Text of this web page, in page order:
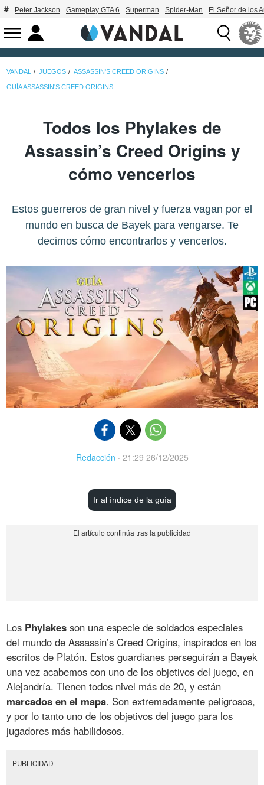
Peter Jackson Gameplay GTA 6 Superman Spider-Man El Señor de los
VANDAL JUEGOS ASSASSIN'S CREED ORIGINS
GUÍA ASSASSIN'S CREED ORIGINS
Todos los Phylakes de
Assassin’s Creed Origins y
cómo vencerlos
Estos guerreros de gran nivel y fuerza vagan por el
mundo en busca de Bayek para vengarse. Te
decimos cómo encontrarlos y vencerlos.
Redacción · 21:29 26/12/2025
Ir al índice de la guía
Los Phylakes son una especie de soldados especiales
del mundo de Assassin’s Creed Origins, inspirados en los
escritos de Platón. Estos guardianes perseguirán a Bayek
una vez acabemos con uno de los objetivos del juego, en
Alejandría. Tienen todos nivel más de 20, y están
marcados en el mapa. Son extremadamente peligrosos,
y por lo tanto uno de los objetivos del juego para los
jugadores más habilidosos.
PUBLICIDAD